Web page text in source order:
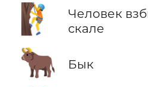
🧗
Человек
скале
🐂 Бык